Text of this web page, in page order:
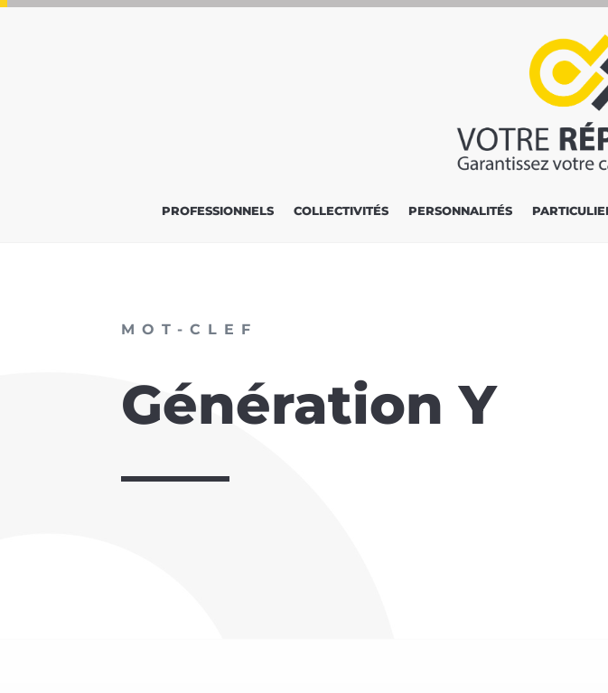
PROFESSIONNELS COLLECTIVITÉS PERSONNALITÉS
MOT-CLEF
Génération Y